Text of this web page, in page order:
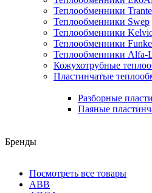
Теплообменники
Теплообменники Swep
Теплообменники
Теплообменники Funke
Теплообменники Alfa-
Кожухотрубные
Пластинчатые
Разборные
Паяные
Бренды
Посмотреть все товары
ABB